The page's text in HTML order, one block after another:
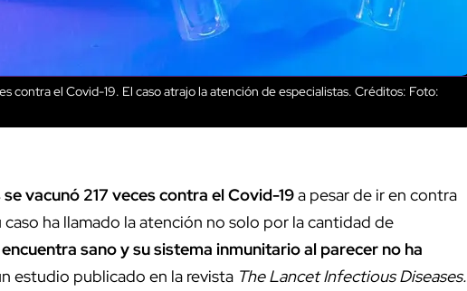
contra el Covid-19. El caso atrajo la atención de especialistas. Créditos: Foto:
vacunó 217 veces contra el Covid-19a pesar de ir en contra
ha llamado la atención no solo por la cantidad de
sano y su sistema inmunitario al parecer no ha
estudio publicado en la revista The Lancet Infectious Diseases.